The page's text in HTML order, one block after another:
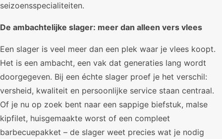
seizoensspecialiteiten.
De ambachtelijke slager: meer dan alleen vers vlees
Een slager is veel meer dan een plek waar je vlees koopt.
Het is een ambacht, een vak dat generaties lang wordt
doorgegeven. Bij een échte slager proef je het verschil:
versheid, kwaliteit en persoonlijke service staan centraal.
Of je nu op zoek bent naar een sappige biefstuk, malse
kipfilet, huisgemaakte worst of een compleet
barbecuepakket – de slager weet precies wat je nodig